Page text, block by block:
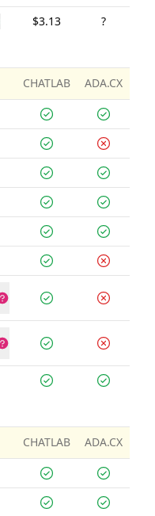
$3.13
?
CHATLAB ADA.CX
CHATLAB ADA.CX